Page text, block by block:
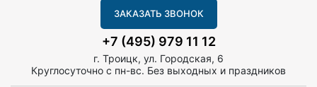
ЗАКАЗАТЬ ЗВОНОК
+7 (495) 979 11 12
г. Троицк, ул. Городская, 6
Круглосуточно с пн-вс. Без выходных и праздников